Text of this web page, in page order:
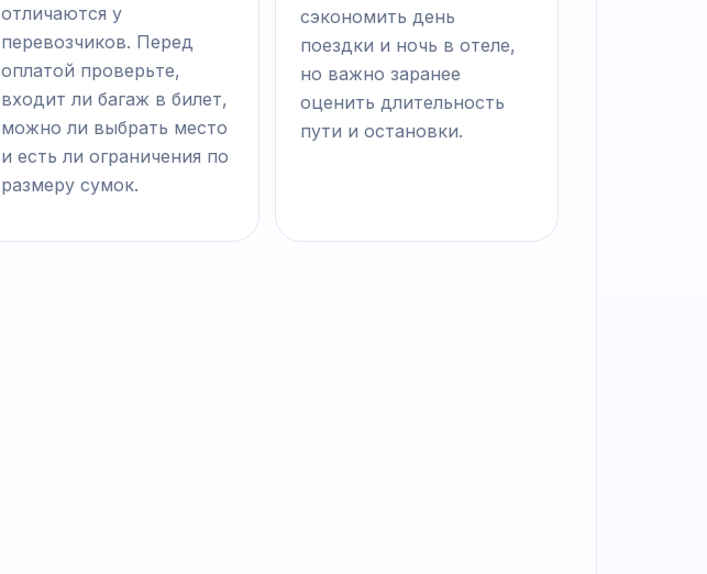
отличаются у
перевозчиков. Перед
оплатой проверьте,
входит ли багаж в билет,
можно ли выбрать место
и есть ли ограничения по
размеру сумок.
сэкономить день
поездки и ночь в отеле,
но важно заранее
оценить длительность
пути и остановки.